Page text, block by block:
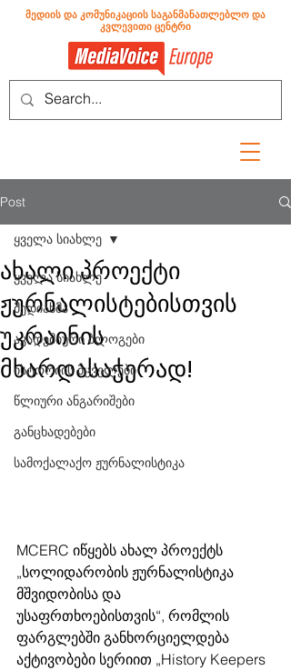
მედიის და კომუნიკაციის საგანმანათლებლო და
კვლევითი ცენტრი
Post
ყველა სიახლე
მედიახმა
აკადემიური ბლოგები
ისტორიის მცველები
წლიური ანგარიშები
განცხადებები
სამოქალაქო ჟურნალისტიკა
ყველა სიახლე
ახალი პროექტი
ჟურნალისტებისთვის
უკრაინის
მხარდასაჭერად!
MCERC იწყებს ახალ პროექტს
„სოლიდარობის ჟურნალისტიკა
მშვიდობისა და
უსაფრთხოებისთვის“, რომლის
ფარგლებში განხორციელდება
აქტივობები სერიით „History Keepers